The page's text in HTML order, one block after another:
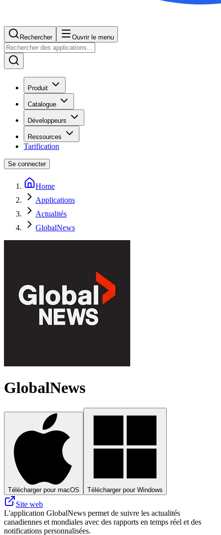
Rechercher Ouvrir le menu
Produit
Catalogue
Développeurs
Ressources
Tarification
Se connecter
Home
Applications
Actualités
GlobalNews
GlobalNews
Télécharger pour macOS Télécharger pour Windows
Site web
L'application GlobalNews permet de suivre les actualités
canadiennes et mondiales avec des rapports en temps réel et des
notifications personnalisées.